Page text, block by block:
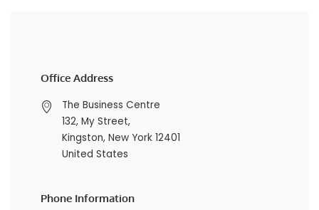
Office Address
The Business Centre
132, My Street,
Kingston, New York 12401
United States
Phone Information